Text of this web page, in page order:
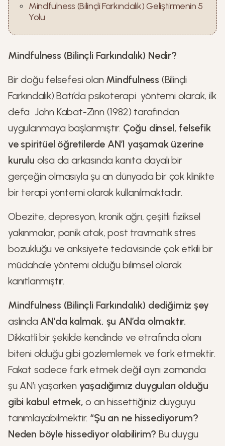
Mindfulness (Bilinçli Farkındalık) Geliştirmenin 5
Yolu
Mindfulness (Bilinçli Farkındalık) Nedir?
Bir doğu felsefesi olan Mindfulness (Bilinçli
Farkındalık) Batı’da psikoterapi yöntemi olarak, ilk
defa John Kabat-Zinn (1982) tarafından
uygulanmaya başlanmıştır. Çoğu dinsel, felsefik
ve spiritüel öğretilerde AN’I yaşamak üzerine
kurulu olsa da arkasında kanıta dayalı bir
gerçeğin olmasıyla şu an dünyada bir çok klinikte
bir terapi yöntemi olarak kullanılmaktadır.
Obezite, depresyon, kronik ağrı, çeşitli fiziksel
yakınmalar, panik atak, post travmatik stres
bozukluğu ve anksiyete tedavisinde çok etkili bir
müdahale yöntemi olduğu bilimsel olarak
kanıtlanmıştır.
Mindfulness (Bilinçli Farkındalık) dediğimiz şey
aslında AN’da kalmak, şu AN’da olmaktır.
Dikkatli bir şekilde kendinde ve etrafında olanı
biteni olduğu gibi gözlemlemek ve fark etmektir.
Fakat sadece fark etmek değil aynı zamanda
şu AN’ı yaşarken yaşadığımız duyguları olduğu
gibi kabul etmek, o an hissettiğiniz duyguyu
tanımlayabilmektir. “Şu an ne hissediyorum?
Neden böyle hissediyor olabilirim? Bu duygu